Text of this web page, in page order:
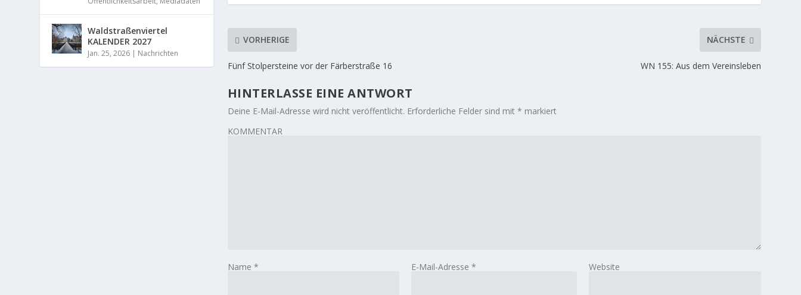
VORHERIGE
Fünf Stolpersteine vor der Färberstraße 16
NÄCHSTE
WN 155: Aus dem Vereinsleben
HINTERLASSE EINE ANTWORT
Deine E-Mail-Adresse wird nicht veröffentlicht. Erforderliche Felder sind mit * markiert
KOMMENTAR
Name * E-Mail-Adresse * Website
Waldstraßenviertel
KALENDER 2027
Jan. 25, 2026 | Nachrichten